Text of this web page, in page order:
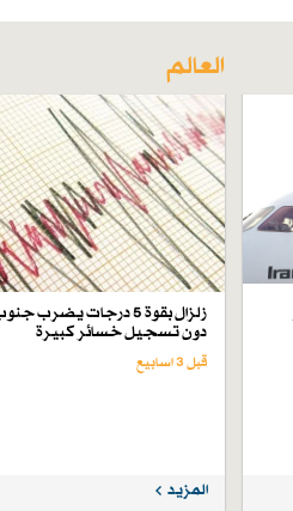
العالم
زلزال بقوة 5 درجات
دون تسجيل خسائر كبيرة
قبل 3 اسابیع
المزيد